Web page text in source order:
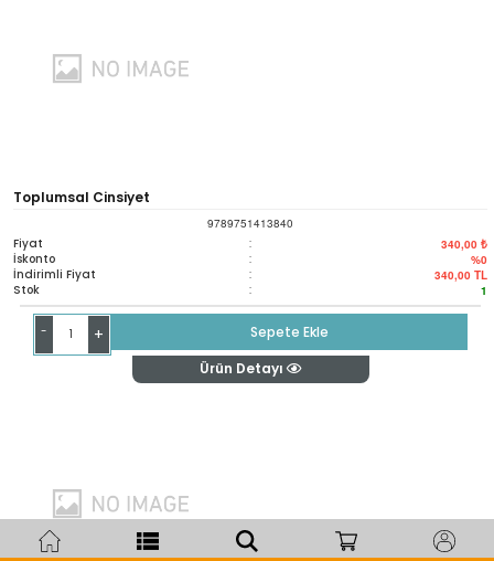
Toplumsal Cinsiyet
9789751413840
Fiyat : 340,00 ₺
İskonto : %0
İndirimli Fiyat : 340,00 TL
Stok : 1
- +
Sepete Ekle
Ürün Detayı